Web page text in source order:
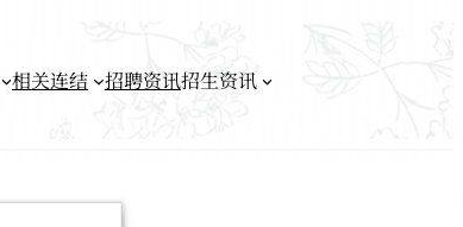
相关连结 招聘资讯招生资讯